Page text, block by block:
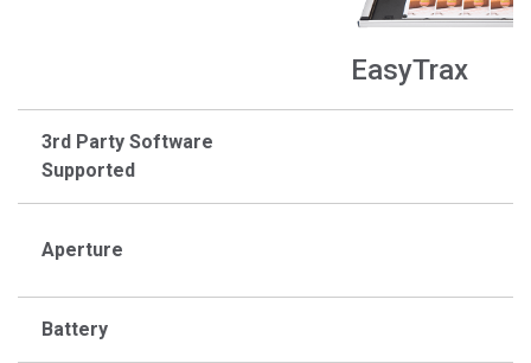
EasyTrax
3rd Party Software
Supported
Aperture
Battery